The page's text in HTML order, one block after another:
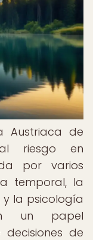
Austriaca de
riesgo en
por varios
temporal, la
y la psicología
un papel
de